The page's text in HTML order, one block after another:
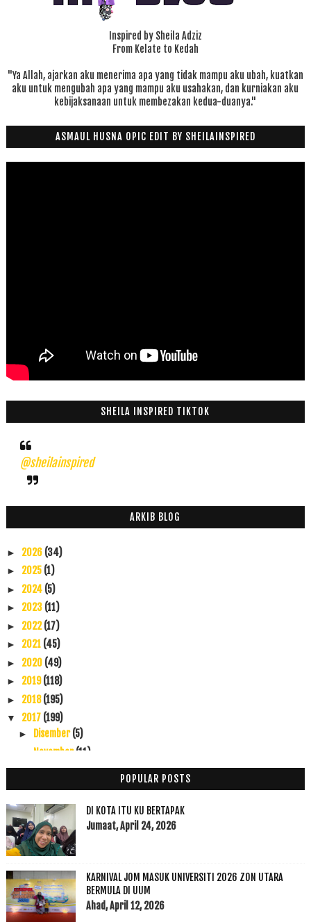
Inspired by Sheila Adziz
From Kelate to Kedah
"Ya Allah, ajarkan aku menerima apa yang tidak mampu aku ubah, kuatkan
aku untuk mengubah apa yang mampu aku usahakan, dan kurniakan aku
kebijaksanaan untuk membezakan kedua-duanya."
ASMAUL HUSNA OPIC EDIT BY SHEILAINSPIRED
SHEILA INSPIRED TIKTOK
@sheilainspired
ARKIB BLOG
► 2026 (34)
► 2025 (1)
► 2024 (5)
► 2023 (11)
► 2022(17)
► 2021 (45)
► 2020 (49)
► 2019(118)
► 2018(195)
▼ 2017 (199)
► Disember(5)
November(11)
►Oktober(38)
►September(22)
►Ogos(20)
►Julai(21)
▼Jun(16)
Putri Khalifah Umar Menangis Kerana Tidak Dapat Ba...
Hanya Kerana Lubang Kecil
Sebaik-baik Manusia ialah:
Tawaran Biasiswa Oleh Kerajaan Macedonia
POPULAR POSTS
DI KOTA ITU KU BERTAPAK
Jumaat, April 24, 2026
KARNIVAL JOM MASUK UNIVERSITI 2026 ZON UTARA
BERMULA DI UUM
Ahad, April 12, 2026